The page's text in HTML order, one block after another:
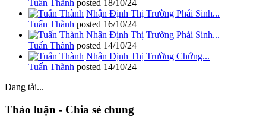
Tuấn Thành posted 18/10/24
Nhận Định Thị Trường Phái Sinh...
Tuấn Thành posted 16/10/24
Nhận Định Thị Trường Phái Sinh...
Tuấn Thành posted 14/10/24
Nhận Định Thị Trường Chứng...
Tuấn Thành posted 14/10/24
Đang tải...
Thảo luận - Chia sẻ chung